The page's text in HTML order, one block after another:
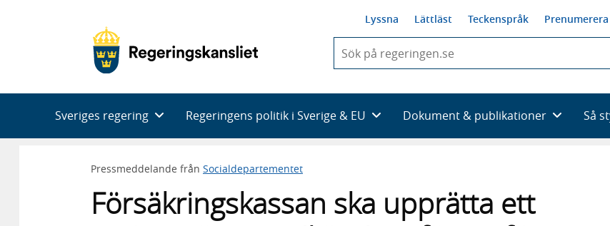
Lyssna Lättläst Teckenspråk
du
skriva
framträder
en
Sveriges regering Regeringens politik i Sverige & EU Dokument & publikationer Så
Pressmeddelande från Socialdepartementet
Försäkringskassan ska upprätta ett